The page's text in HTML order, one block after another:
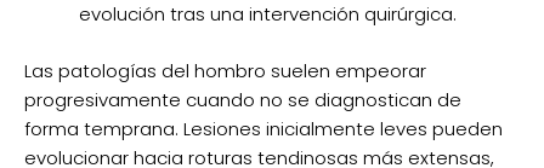
evolución tras una intervención quirúrgica.
Las patologías del hombro suelen empeorar
progresivamente cuando no se diagnostican de
forma temprana. Lesiones inicialmente leves pueden
evolucionar hacia roturas tendinosas más extensas,